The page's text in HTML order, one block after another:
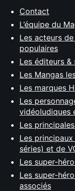
Contact
L’équipe du
Les acteurs
populaires
Les éditeurs
Les Mangas
Les marques
Les
vidéoludiques
Les
Les
séries) et de
Les super-
Les super-
associés